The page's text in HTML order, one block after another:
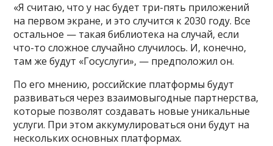
«Я считаю, что у нас будет три-пять приложений
на первом экране, и это случится к 2030 году. Все
остальное — такая библиотека на случай, если
что-то сложное случайно случилось. И, конечно,
там же будут «Госуслуги», — предположил он.
По его мнению, российские платформы будут
развиваться через взаимовыгодные партнерства,
которые позволят создавать новые уникальные
услуги. При этом аккумулироваться они будут на
нескольких основных платформах.